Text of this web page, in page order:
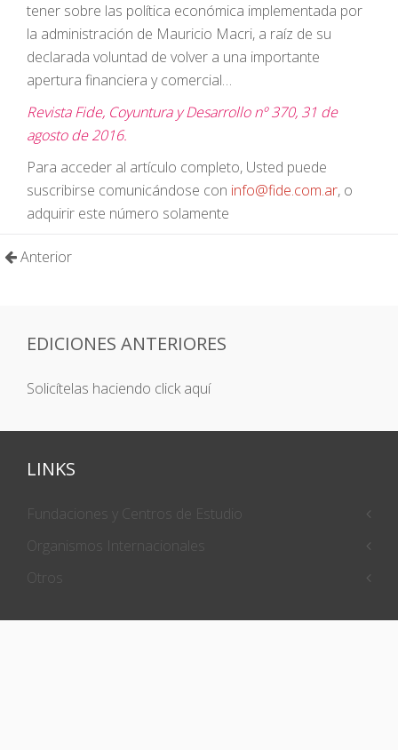
tener sobre las política económica implementada por
la administración de Mauricio Macri, a raíz de su
declarada voluntad de volver a una importante
apertura financiera y comercial…
Revista Fide, Coyuntura y Desarrollo nº 370, 31 de
agosto de 2016.
Para acceder al artículo completo, Usted puede
suscribirse comunicándose con info@fide.com.ar, o
adquirir este número solamente
Anterior
EDICIONES ANTERIORES
Solicítelas haciendo click aquí
LINKS
Fundaciones y Centros de Estudio
Organismos Internacionales
Otros